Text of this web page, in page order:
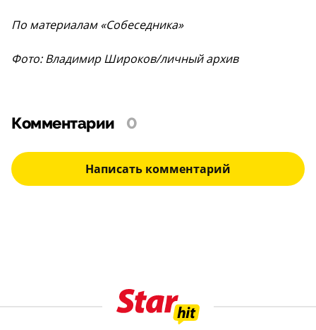
По материалам «Собеседника»
Фото: Владимир Широков/личный архив
Комментарии 0
Написать комментарий